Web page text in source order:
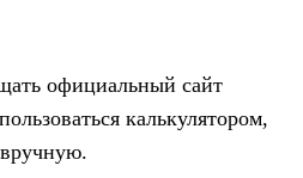
официальный сайт
калькулятором,